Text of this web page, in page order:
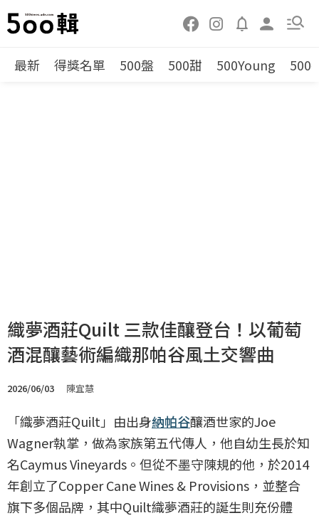
最新 得獎名單 500盤 500甜 500Young 500
織夢酒莊Quilt 三款佳釀登台！以葡萄
酒混釀藝術編織那帕谷風土交響曲
2026/06/03 陳宜慧
「織夢酒莊Quilt」由出身納帕谷釀酒世家的Joe
Wagner執掌，做為家族第五代傳人，他自幼生長於知
名Caymus Vineyards。但從不墨守陳規的他，於2014
年創立了Copper Cane Wines & Provisions，並整合
旗下多個品牌，其中Quilt織夢酒莊的誕生則充份體